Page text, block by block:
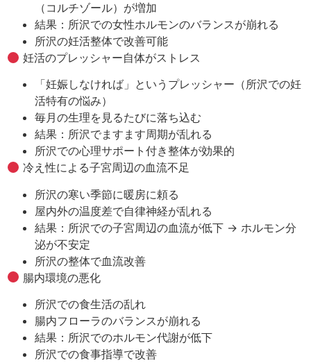
（コルチゾール）が増加
結果：所沢での女性ホルモンのバランスが崩れる
所沢の妊活整体で改善可能
妊活のプレッシャー自体がストレス
「妊娠しなければ」というプレッシャー（所沢での妊
活特有の悩み）
毎月の生理を見るたびに落ち込む
結果：所沢でますます周期が乱れる
所沢での心理サポート付き整体が効果的
冷え性による子宮周辺の血流不足
所沢の寒い季節に暖房に頼る
屋内外の温度差で自律神経が乱れる
結果：所沢での子宮周辺の血流が低下 → ホルモン分
泌が不安定
所沢の整体で血流改善
腸内環境の悪化
所沢での食生活の乱れ
腸内フローラのバランスが崩れる
結果：所沢でのホルモン代謝が低下
所沢での食事指導で改善